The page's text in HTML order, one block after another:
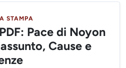
STAMPA
Pace di Noyon
Cause e